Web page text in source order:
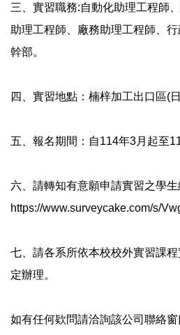
三、實習職務:自動化助理工程師
助理工程師、廠務助理工程師、
幹部。
四、實習地點：楠梓加工出口區(
五、報名期間：自114年3月起至
六、請轉知有意願申請實習之學生
https://www.surveycake.com/s/
七、請各系所依本校校外實習課
定辦理。
如有任何欵問請洽詢該公司聯絡